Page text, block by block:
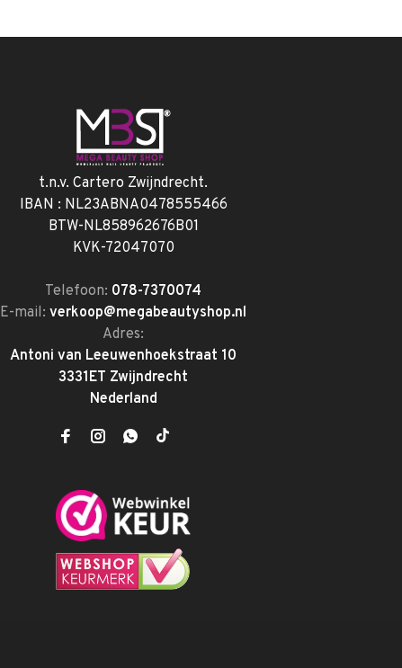
t.n.v. Cartero Zwijndrecht.
IBAN : NL23ABNA0478555466
BTW-NL858962676B01
KVK-72047070
Telefoon: 078-7370074
E-mail:verkoop@megabeautyshop.nl
Adres:
Antoni van Leeuwenhoekstraat 10
3331ET Zwijndrecht
Nederland